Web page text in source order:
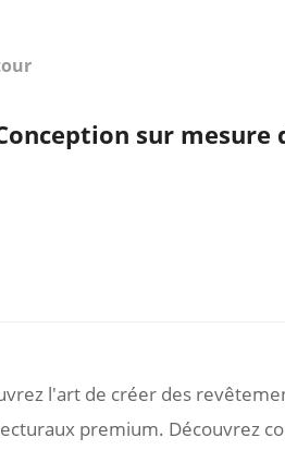
sur mesure
l'art de créer des
premium. Découvrez